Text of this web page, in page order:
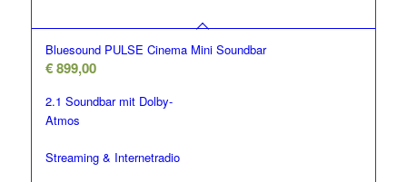
Bluesound PULSE Cinema Mini Soundbar
€899,00
2.1 Soundbar mit Dolby-
Atmos
Streaming & Internetradio